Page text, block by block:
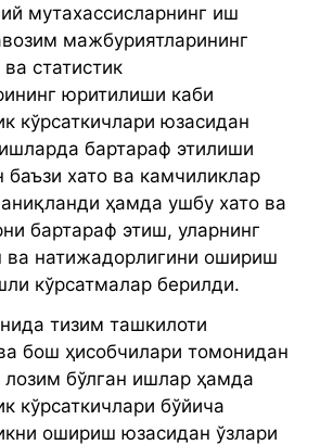
мутахассисларнинг иш
мажбуриятларининг
статистик
юритилиши каби
кўрсаткичлари юзасидан
бартараф этилиши
баъзи хато ва камчиликлар
ҳамда ушбу хато ва
бартараф этиш, уларнинг
ва натижадорлигини ошириш
кўрсатмалар берилди.
тизим ташкилоти
бош ҳисобчилари томонидан
бўлган ишлар ҳамда
кўрсаткичлари бўйича
ошириш юзасидан ўзлари